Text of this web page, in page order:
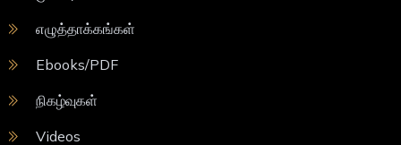
எழுத்தாக்கங்கள்
Ebooks/PDF
நிகழ்வுகள்
Videos